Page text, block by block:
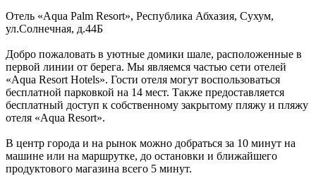
Отель «Aqua Palm Resort», Республика Абхазия, Сухум,
ул.Солнечная, д.44Б
Добро пожаловать в уютные домики шале, расположенные в
первой линии от берега. Мы являемся частью сети отелей
«Aqua Resort Hotels». Гости отеля могут воспользоваться
бесплатной парковкой на 14 мест. Также предоставляется
бесплатный доступ к собственному закрытому пляжу и пляжу
отеля «Aqua Resort».
В центр города и на рынок можно добраться за 10 минут на
машине или на маршрутке, до остановки и ближайшего
продуктового магазина всего 5 минут.